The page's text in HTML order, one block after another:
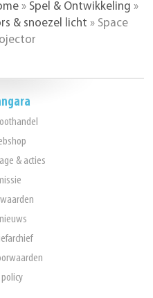
» Spel & Ontwikkeling »
& snoezel licht » Space
& acties
policy